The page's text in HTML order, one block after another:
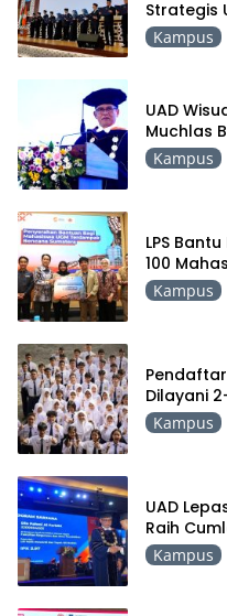
Strategis
Kampus
UAD
Muchlas
Kampus
LPS
100
Kampus
Pendaftar
Dilayani
Kampus
UAD
Raih
Kampus